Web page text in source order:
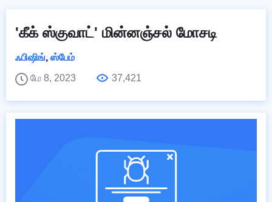
'கீக் ஸ்குவாட்' மின்னஞ்சல் மோசடி
ஃபிஷிங், ஸ்பேம்
மே 8, 2023
37,421